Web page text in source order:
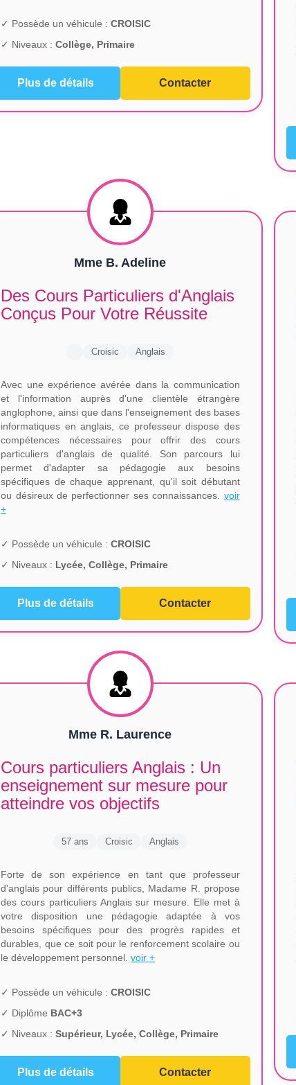
✓ Possède un véhicule :CROISIC
✓ Niveaux :Collège, Primaire
Plus de détails Contacter
Mme B. Adeline
Des Cours Particuliers d'Anglais
Conçus Pour Votre Réussite
Croisic Anglais
Avec une expérience avérée dans la communication
et l'information auprès d'une clientèle étrangère
anglophone, ainsi que dans l'enseignement des bases
informatiques en anglais, ce professeur dispose des
compétences nécessaires pour offrir des cours
particuliers d'anglais de qualité. Son parcours lui
permet d'adapter sa pédagogie aux besoins
spécifiques de chaque apprenant, qu'il soit débutant
ou désireux de perfectionner ses connaissances. voir
+
✓ Possède un véhicule :CROISIC
✓ Niveaux : Lycée, Collège, Primaire
Plus de détails Contacter
Mme R. Laurence
Cours particuliers Anglais : Un
enseignement sur mesure pour
atteindre vos objectifs
57 ans Croisic Anglais
Forte de son expérience en tant que professeur
d'anglais pour différents publics, Madame R. propose
des cours particuliers Anglais sur mesure. Elle met à
votre disposition une pédagogie adaptée à vos
besoins spécifiques pour des progrès rapides et
durables, que ce soit pour le renforcement scolaire ou
le développement personnel.voir +
✓ Possède un véhicule :CROISIC
✓ Diplôme BAC+3
✓ Niveaux :Supérieur, Lycée, Collège, Primaire
Plus de détails Contacter